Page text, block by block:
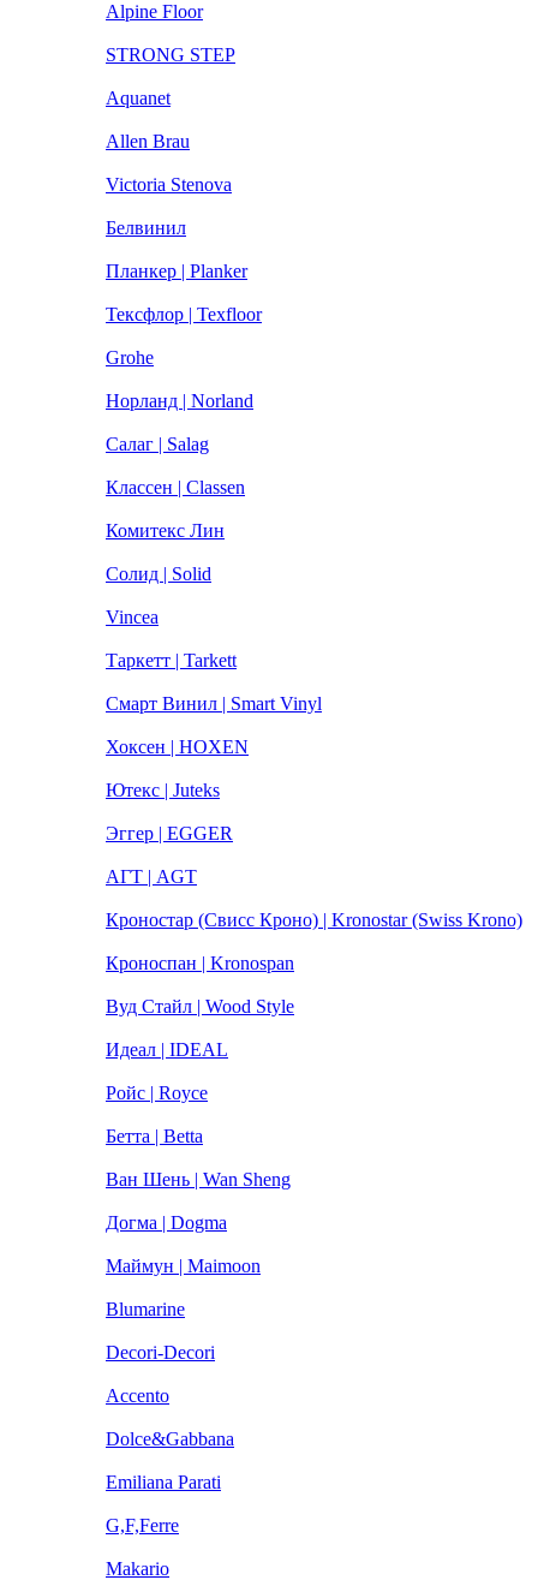
Alpine Floor
STRONG STEP
Aquanet
Allen Brau
Victoria Stenova
Белвинил
Планкер | Planker
Тексфлор | Texfloor
Grohe
Норланд | Norland
Салаг | Salag
Классен | Classen
Комитекс Лин
Солид | Solid
Vincea
Таркетт | Tarkett
Смарт Винил | Smart Vinyl
Хоксен | HOXEN
Ютекс | Juteks
Эггер | EGGER
АГТ | AGT
Кроностар (Свисс Кроно) | Kronostar (Swiss Krono)
Кроноспан | Kronospan
Вуд Стайл | Wood Style
Идеал | IDEAL
Ройс | Royce
Бетта | Betta
Ван Шень | Wan Sheng
Догма | Dogma
Маймун | Maimoon
Blumarine
Decori-Decori
Accento
Dolce&Gabbana
Emiliana Parati
G,F,Ferre
Makario